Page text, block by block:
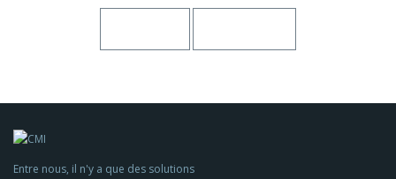
Entre nous, il n'y a que des solutions